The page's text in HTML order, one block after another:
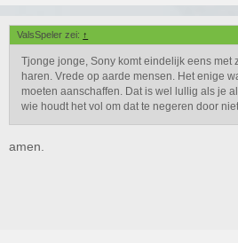
ValsSpeler zei: ↑
Tjonge jonge, Sony komt eindelijk eens
haren. Vrede op aarde mensen. Het enige
moeten aanschaffen. Dat is wel lullig als je
wie houdt het vol om dat te negeren door
amen.